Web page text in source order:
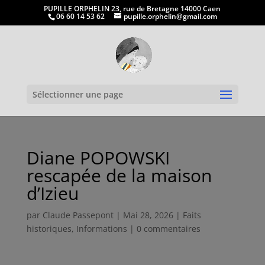
PUPILLE ORPHELIN 23, rue de Bretagne 14000 Caen
06 60 14 53 62 pupille.orphelin@gmail.com
Sélectionner une page
Diane POPOWSKI
rescapée de la maison
d’Izieu
par Claude Passepont| Mai 28, 2026 | Faits
historiques, Informations | 0 commentaires